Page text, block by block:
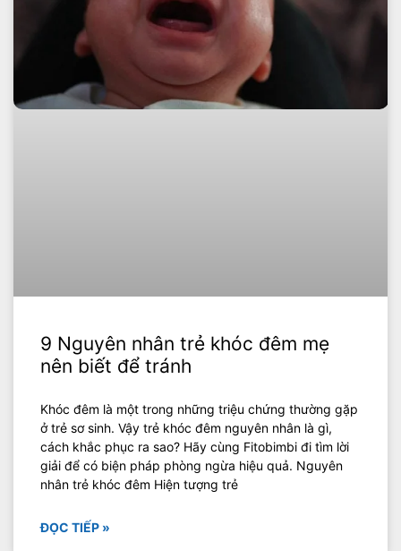
9 Nguyên nhân trẻ khóc đêm mẹ
nên biết để tránh
Khóc đêm là một trong những triệu chứng thường gặp
ở trẻ sơ sinh. Vậy trẻ khóc đêm nguyên nhân là gì,
cách khắc phục ra sao? Hãy cùng Fitobimbi đi tìm lời
giải để có biện pháp phòng ngừa hiệu quả. Nguyên
nhân trẻ khóc đêm Hiện tượng trẻ
ĐỌC TIẾP »